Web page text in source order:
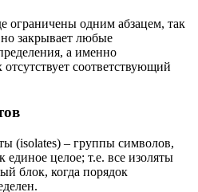
одним абзацем, так
закрывает любые
а именно
соответствующий
(isolates) – группы символов,
единое целое; т.е. все изоляты
блок, когда порядок